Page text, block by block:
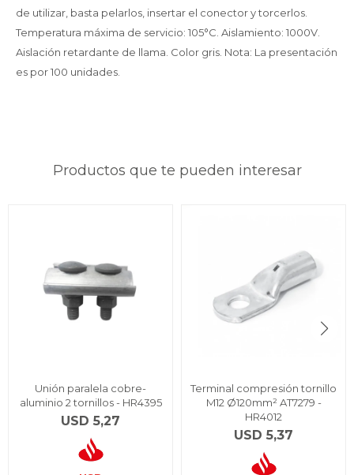
de utilizar, basta pelarlos, insertar el conector y torcerlos.
Temperatura máxima de servicio: 105°C. Aislamiento: 1000V.
Aislación retardante de llama. Color gris. Nota: La presentación
es por 100 unidades.
Productos que te pueden interesar
Unión paralela cobre-
aluminio 2 tornillos - HR4395
USD 5,27
Terminal compresión tornillo
M12 Ø120mm² AT7279 -
HR4012
USD 5,37